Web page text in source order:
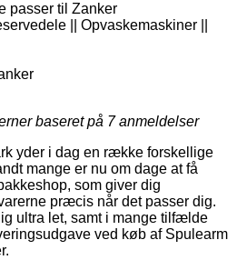
passer til Zanker
|| Opvaskemaskiner ||
baseret på 7anmeldelser
yder i dag en række forskellige
mange er nu om dage at få
som giver dig
præcis når det passer dig.
ultra let, samt i mange tilfælde
ved køb af Spulearm